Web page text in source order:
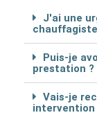
J'ai une
Puis-je
prestation ?
Vais-je
intervention